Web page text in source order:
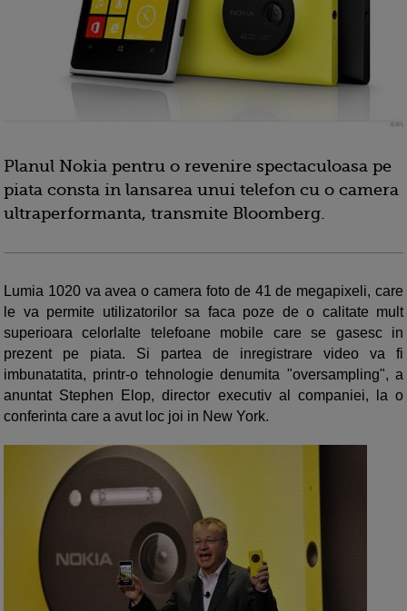
Planul Nokia pentru o revenire spectaculoasa pe
piata consta in lansarea unui telefon cu o camera
ultraperformanta, transmite Bloomberg.
Lumia 1020 va avea o camera foto de 41 de megapixeli, care
le va permite utilizatorilor sa faca poze de o calitate mult
superioara celorlalte telefoane mobile care se gasesc in
prezent pe piata. Si partea de inregistrare video va fi
imbunatatita, printr-o tehnologie denumita "oversampling", a
anuntat Stephen Elop, director executiv al companiei, la o
conferinta care a avut loc joi in New York.